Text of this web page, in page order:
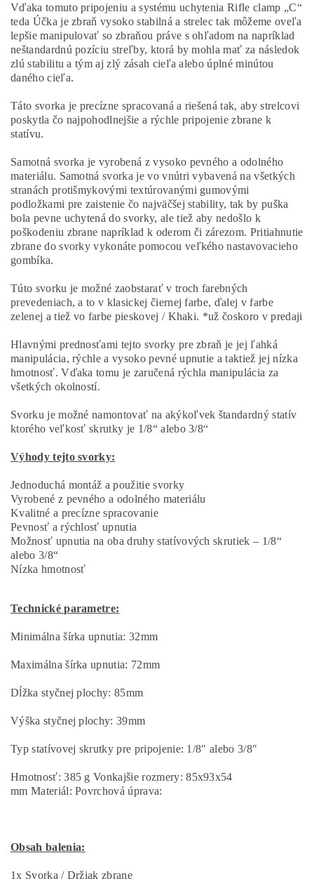
Vďaka tomuto pripojeniu a systému uchytenia Rifle clamp „C“
teda Účka je zbraň vysoko stabilná a strelec tak môžeme oveľa
lepšie manipulovať so zbraňou práve s ohľadom na napríklad
neštandardnú pozíciu streľby, ktorá by mohla mať za následok
zlú stabilitu a tým aj zlý zásah cieľa alebo úplné minútou
daného cieľa.
Táto svorka je precízne spracovaná a riešená tak, aby strelcovi
poskytla čo najpohodlnejšie a rýchle pripojenie zbrane k
statívu.
Samotná svorka je vyrobená z vysoko pevného a odolného
materiálu. Samotná svorka je vo vnútri vybavená na všetkých
stranách protišmykovými textúrovanými gumovými
podložkami pre zaistenie čo najväčšej stability, tak by puška
bola pevne uchytená do svorky, ale tiež aby nedošlo k
poškodeniu zbrane napríklad k oderom či zárezom. Pritiahnutie
zbrane do svorky vykonáte pomocou veľkého nastavovacieho
gombíka.
Túto svorku je možné zaobstarať v troch farebných
prevedeniach, a to v klasickej čiernej farbe, ďalej v farbe
zelenej a tiež vo farbe pieskovej / Khaki. *už čoskoro v predaji
Hlavnými prednosťami tejto svorky pre zbraň je jej ľahká
manipulácia, rýchle a vysoko pevné upnutie a taktiež jej nízka
hmotnosť. Vďaka tomu je zaručená rýchla manipulácia za
všetkých okolností.
Svorku je možné namontovať na akýkoľvek štandardný statív
ktorého veľkosť skrutky je 1/8“ alebo 3/8“
Výhody tejto svorky:
Jednoduchá montáž a použitie svorky
Vyrobené z pevného a odolného materiálu
Kvalitné a precízne spracovanie
Pevnosť a rýchlosť upnutia
Možnosť upnutia na oba druhy statívových skrutiek – 1/8“
alebo 3/8“
Nízka hmotnosť
Technické parametre:
Minimálna šírka upnutia: 32mm
Maximálna šírka upnutia: 72mm
Dĺžka styčnej plochy: 85mm
Výška styčnej plochy: 39mm
Typ statívovej skrutky pre pripojenie: 1/8" alebo 3/8"
Hmotnosť: 385 g Vonkajšie rozmery: 85x93x54
mm Materiál: Povrchová úprava:
Obsah balenia:
1x Svorka / Držiak zbrane